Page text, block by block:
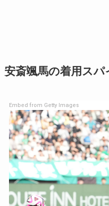
安斎颯馬の着用スパ
Embed from Getty Images